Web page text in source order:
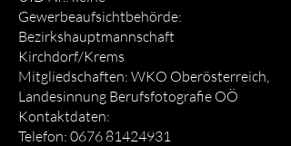
Gewerbeaufsichtbehörde:
Bezirkshauptmannschaft
Kirchdorf/Krems
Mitgliedschaften: WKO Oberösterreich,
Landesinnung Berufsfotografie OÖ
Kontaktdaten:
Telefon: 0676 81424931